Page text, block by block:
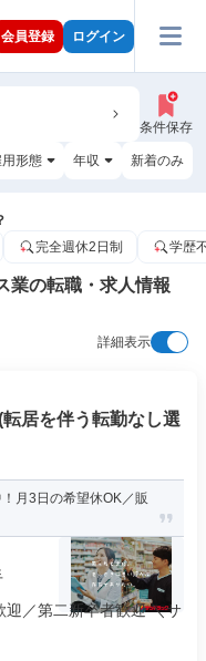
会員登録 ログイン
条件保存
用形態 年収 新着のみ
完全週休2日制 学歴
業の転職・求人情報
詳細表示
居を伴う転勤なし選
月3日の希望休OK／販
／第二新卒者歓迎 ＼サ